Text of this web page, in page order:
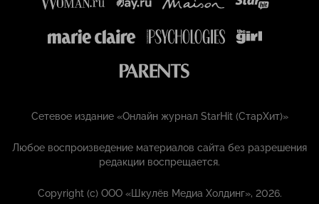
Сетевое издание «Онлайн журнал StarHit (СтарХит)»
Любое воспроизведение материалов сайта без разрешения
редакции воспрещается.
Copyright (с) ООО «Шкулёв Медиа Холдинг», 2026.